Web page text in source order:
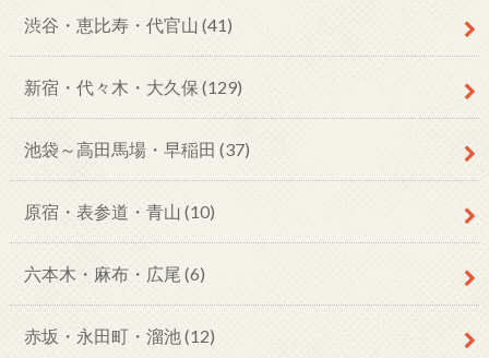
渋谷・恵比寿・代官山 (41)
新宿・代々木・大久保 (129)
池袋～高田馬場・早稲田 (37)
原宿・表参道・青山 (10)
六本木・麻布・広尾 (6)
赤坂・永田町・溜池(12)